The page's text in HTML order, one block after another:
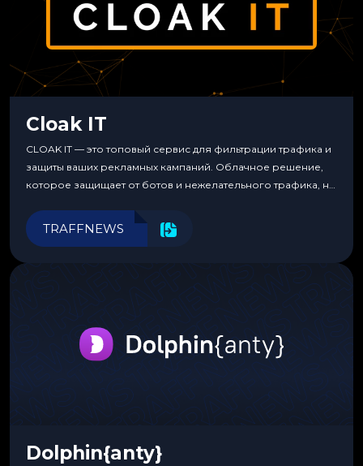
Cloak IT
CLOAK IT — это топовый сервис для фильтрации трафика и
защиты ваших рекламных кампаний. Облачное решение,
которое защищает от ботов и нежелательного трафика, не
программирования.
TRAFFNEWS
Dolphin{anty}